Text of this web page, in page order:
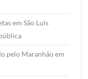
em São Luís
pelo Maranhão em